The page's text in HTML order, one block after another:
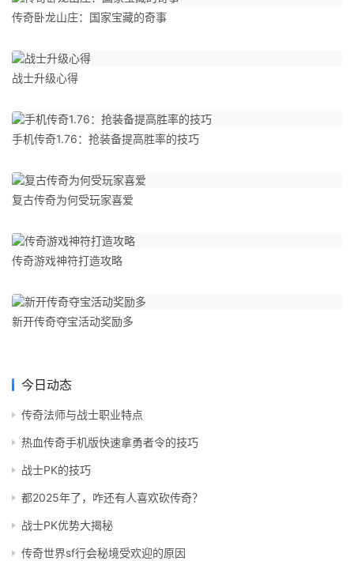
传奇卧龙山庄：国家宝藏的奇事
战士升级心得
手机传奇1.76：抢装备提高胜率的技巧
复古传奇为何受玩家喜爱
传奇游戏神符打造攻略
新开传奇夺宝活动奖励多
今日动态
传奇法师与战士职业特点
热血传奇手机版快速拿勇者令的技巧
战士PK的技巧
都2025年了，咋还有人喜欢砍传奇？
战士PK优势大揭秘
传奇世界sf行会秘境受欢迎的原因